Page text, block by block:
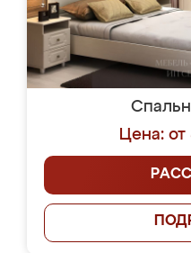
Цена: